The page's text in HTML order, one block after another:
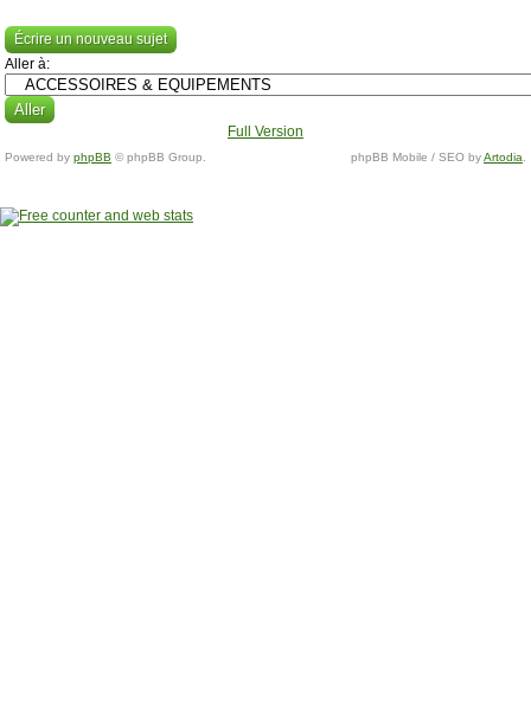
Écrire un nouveau sujet
Aller à:
Full Version
Powered by phpBB © phpBB Group. phpBB Mobile / SEO byArtodia